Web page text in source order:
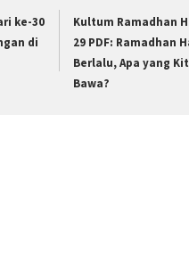
ke-30
di
Kultum Ramadhan
29 PDF: Ramadhan
Berlalu, Apa yang
Bawa?